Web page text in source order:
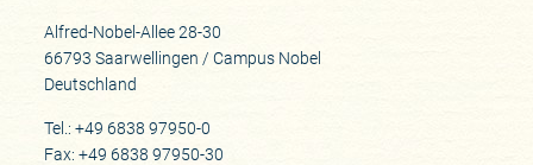
Alfred-Nobel-Allee 28-30
66793 Saarwellingen / Campus Nobel
Deutschland
Tel.: +49 6838 97950-0
Fax: +49 6838 97950-30